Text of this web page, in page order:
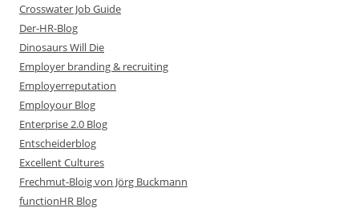
Crosswater Job Guide
Der-HR-Blog
Dinosaurs Will Die
Employer branding & recruiting
Employerreputation
Employour Blog
Enterprise 2.0 Blog
Entscheiderblog
Excellent Cultures
Frechmut-Bloig von Jörg Buckmann
functionHR Blog